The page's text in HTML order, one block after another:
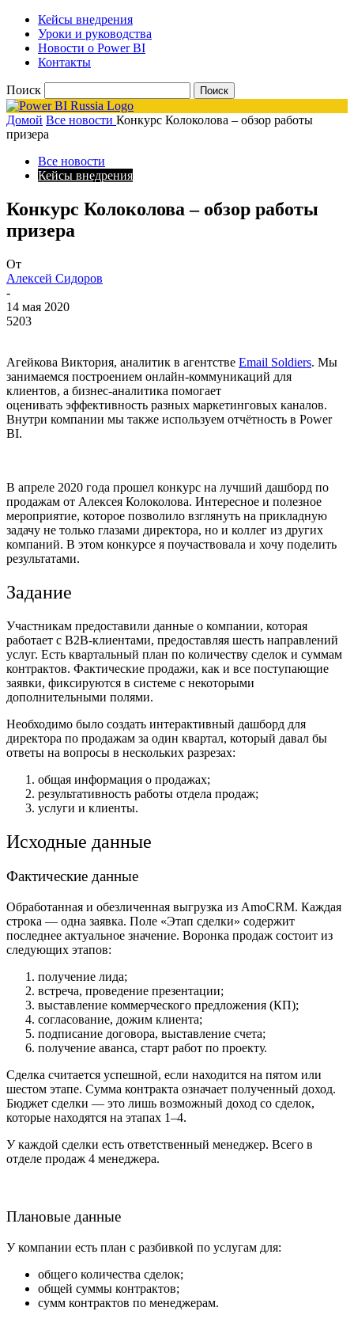
Кейсы внедрения
Уроки и руководства
Новости о Power BI
Контакты
Поиск
Домой Все новости Конкурс Колоколова – обзор работы
призера
Все новости
Кейсы внедрения
Конкурс Колоколова – обзор работы
призера
От
Алексей Сидоров
-
14 мая 2020
5203
Агейкова Виктория, аналитик в агентстве Email Soldiers. Мы
занимаемся построением онлайн-коммуникаций для
клиентов, а бизнес-аналитика помогает
оценивать эффективность разных маркетинговых каналов.
Внутри компании мы также используем отчётность в Power
BI.
В апреле 2020 года прошел конкурс на лучший дашборд по
продажам от Алексея Колоколова. Интересное и полезное
мероприятие, которое позволило взглянуть на прикладную
задачу не только глазами директора, но и коллег из других
компаний. В этом конкурсе я поучаствовала и хочу поделить
результатами.
Задание
Участникам предоставили данные о компании, которая
работает с B2B-клиентами, предоставляя шесть направлений
услуг. Есть квартальный план по количеству сделок и суммам
контрактов. Фактические продажи, как и все поступающие
заявки, фиксируются в системе с некоторыми
дополнительными полями.
Необходимо было создать интерактивный дашборд для
директора по продажам за один квартал, который давал бы
ответы на вопросы в нескольких разрезах:
общая информация о продажах;
результативность работы отдела продаж;
услуги и клиенты.
Исходные данные
Фактические данные
Обработанная и обезличенная выгрузка из AmoCRM. Каждая
строка — одна заявка. Поле «Этап сделки» содержит
последнее актуальное значение. Воронка продаж состоит из
следующих этапов:
получение лида;
встреча, проведение презентации;
выставление коммерческого предложения (КП);
согласование, дожим клиента;
подписание договора, выставление счета;
получение аванса, старт работ по проекту.
Сделка считается успешной, если находится на пятом или
шестом этапе. Сумма контракта означает полученный доход.
Бюджет сделки — это лишь возможный доход со сделок,
которые находятся на этапах 1–4.
У каждой сделки есть ответственный менеджер. Всего в
отделе продаж 4 менеджера.
Плановые данные
У компании есть план с разбивкой по услугам для:
общего количества сделок;
общей суммы контрактов;
сумм контрактов по менеджерам.